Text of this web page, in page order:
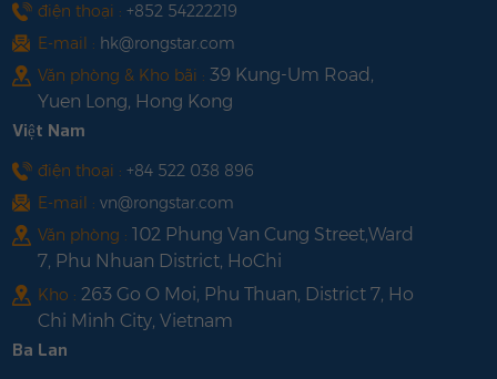
điện thoại : +852 54222219
E-mail : hk@rongstar.com
Văn phòng & Kho bãi : 39 Kung-Um Road,
Yuen Long, Hong Kong
Việt Nam
điện thoại : +84 522 038 896
E-mail : vn@rongstar.com
Văn phòng : 102 Phung Van Cung Street,Ward
7, Phu Nhuan District, HoChi
Kho : 263 Go O Moi, Phu Thuan, District 7, Ho
Chi Minh City, Vietnam
Ba Lan